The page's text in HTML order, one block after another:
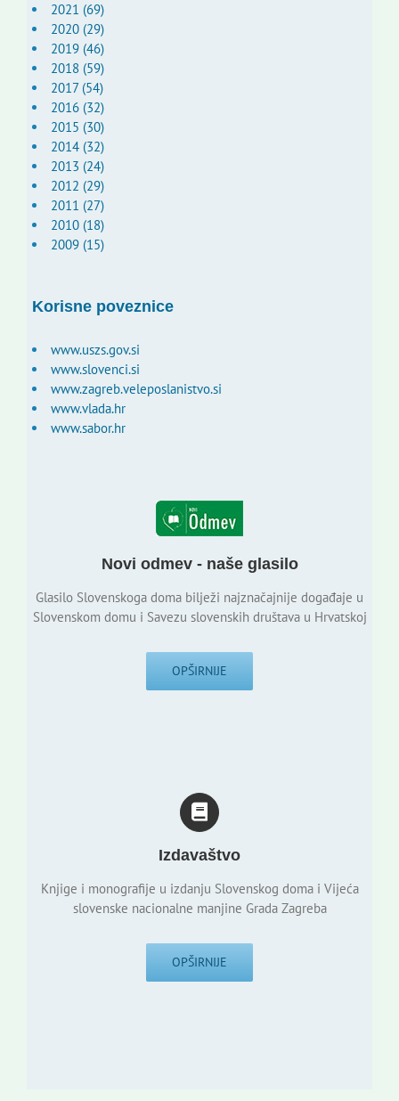
2021 (69)
2020 (29)
2019 (46)
2018 (59)
2017 (54)
2016 (32)
2015 (30)
2014 (32)
2013 (24)
2012 (29)
2011 (27)
2010 (18)
2009 (15)
Korisne poveznice
www.uszs.gov.si
www.slovenci.si
www.zagreb.veleposlanistvo.si
www.vlada.hr
www.sabor.hr
Novi odmev - naše glasilo
Glasilo Slovenskoga doma bilježi najznačajnije događaje u
Slovenskom domu i Savezu slovenskih društava u Hrvatskoj
OPŠIRNIJE
Izdavaštvo
Knjige i monografije u izdanju Slovenskog doma i Vijeća
slovenske nacionalne manjine Grada Zagreba
OPŠIRNIJE